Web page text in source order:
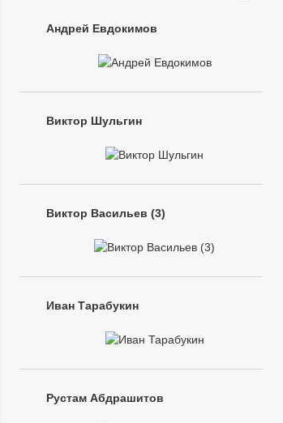
Андрей Евдокимов
Виктор Шульгин
Виктор Васильев (3)
Иван Тарабукин
Рустам Абдрашитов